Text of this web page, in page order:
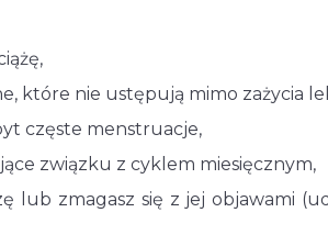
które nie ustępują mimo zażycia
częste menstruacje,
związku z cyklem miesięcznym,
lub zmagasz się z jej objawami